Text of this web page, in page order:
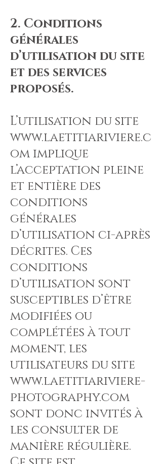
2. Conditions
générales
d’utilisation du site
et des services
proposés.
L’utilisation du site
www.laetitiariviere.c
om implique
l’acceptation pleine
et entière des
conditions
générales
d’utilisation ci-après
décrites. Ces
conditions
d’utilisation sont
susceptibles d’être
modifiées ou
complétées à tout
moment, les
utilisateurs du site
www.laetitiariviere-
photography.com
sont donc invités à
les consulter de
manière régulière.